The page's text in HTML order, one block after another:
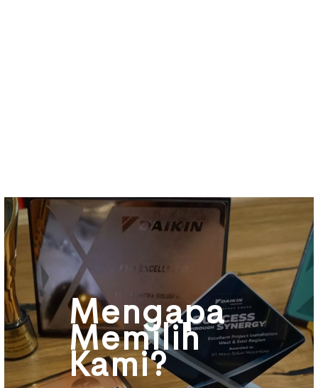
Mengapa
Memilih
Kami?